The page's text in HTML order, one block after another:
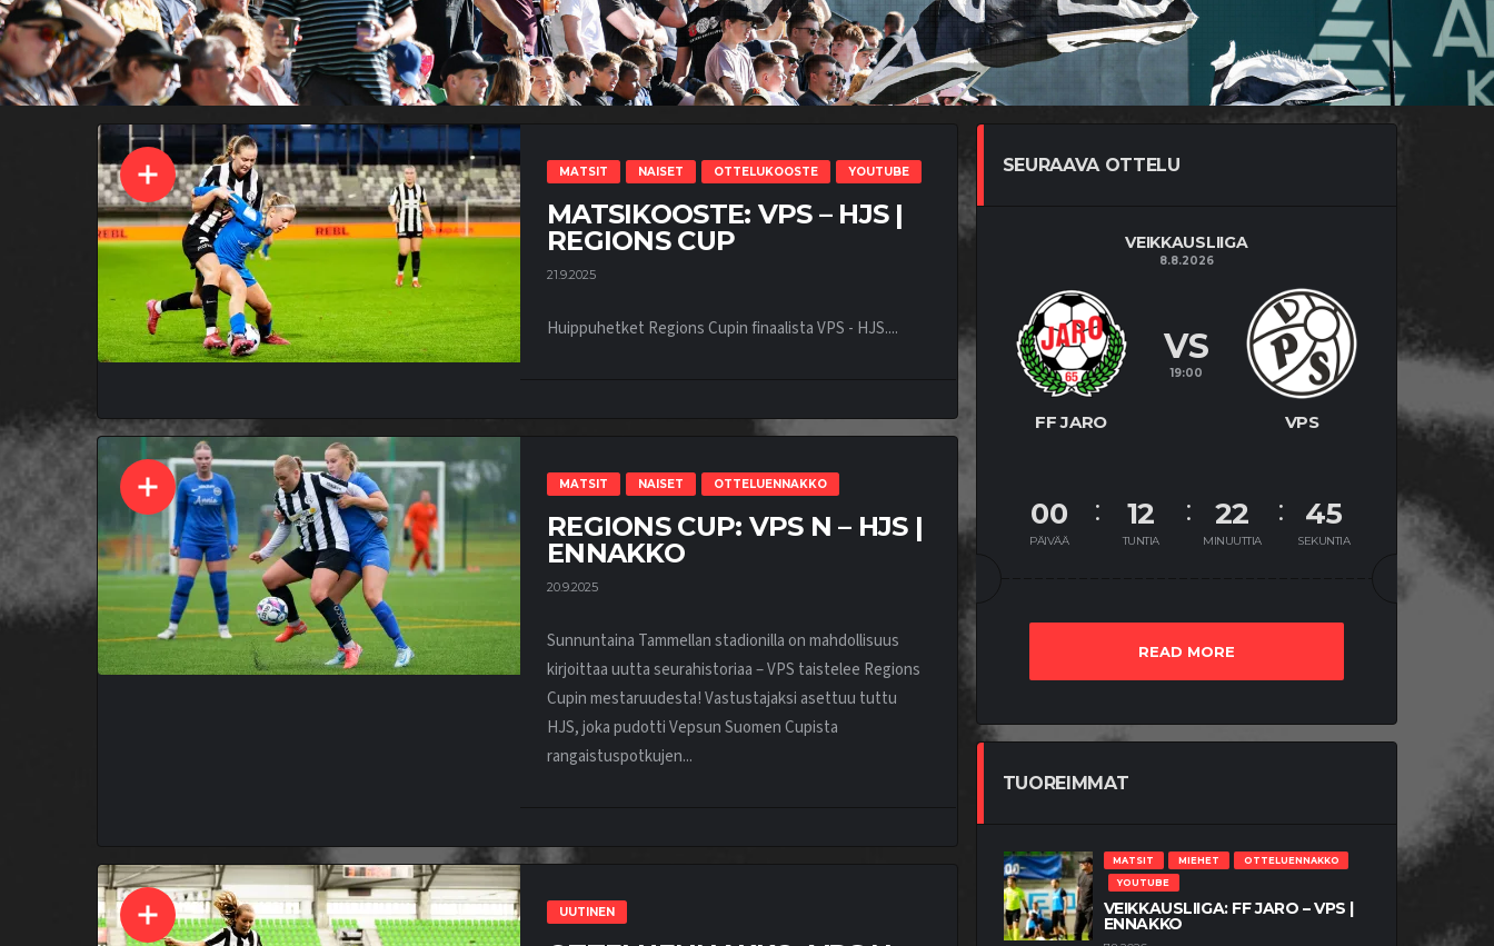
MATSIT NAISET OTTELUKOOSTE YOUTUBE
MATSIKOOSTE: VPS – HJS |
REGIONS CUP
21.9.2025
Huippuhetket Regions Cupin finaalista VPS - HJS....
MATSIT NAISET OTTELUENNAKKO
REGIONS CUP: VPS N – HJS |
ENNAKKO
20.9.2025
Sunnuntaina Tammellan stadionilla on mahdollisuus
kirjoittaa uutta seurahistoriaa – VPS taistelee Regions
Cupin mestaruudesta! Vastustajaksi asettuu tuttu
HJS, joka pudotti Vepsun Suomen Cupista
rangaistuspotkujen...
UUTINEN
SEURAAVA OTTELU
VEIKKAUSLIIGA
8.8.2026
FF JARO VPS
VS
19:00
00
PÄIVÄÄ
12
TUNTIA
22
MINUUTTIA
44
SEKUNTIA
READ MORE
TUOREIMMAT
MATSIT MIEHET
OTTELUENNAKKO
YOUTUBE
VEIKKAUSLIIGA: FF JARO – VPS |
ENNAKKO